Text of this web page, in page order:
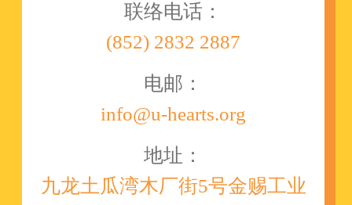
联络电话：
(852) 2832 2887
电邮：
info@u-hearts.org
地址：
九龙土瓜湾木厂街5号金赐工业